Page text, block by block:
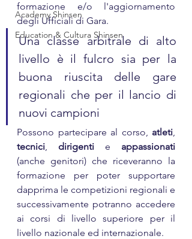
Academy Shinsen
Education & Cultura Shinsen
formazione e/o l'aggiornamento
degli Ufficiali di Gara.
Una classe arbitrale di alto
livello è il fulcro sia per la
buona riuscita delle gare
regionali che per il lancio di
nuovi campioni
Possono partecipare al corso, atleti
tecnici, dirigenti e appassionati
(anche genitori) che riceveranno la
formazione per poter supportare
dapprima le competizioni regionali e
successivamente potranno accedere
ai corsi di livello superiore per il
livello nazionale ed internazionale.